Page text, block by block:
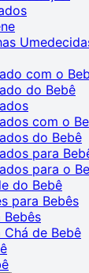
com o
do Bebê
com o
do Bebê
para
para o
do Bebê
para Bebês
Bebês
Chá de Bebê